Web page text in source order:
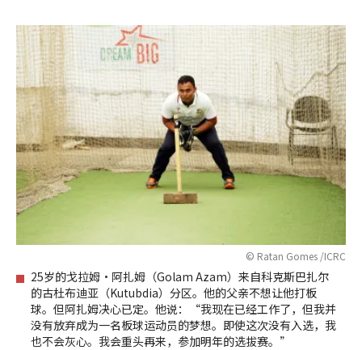
© Ratan Gomes /ICRC
25岁的戈拉姆·阿扎姆（Golam Azam）来自科克斯巴扎尔
的古杜布迪亚（Kutubdia）分区。他的父亲不想让他打板
球。但阿扎姆决心已定。他说：“我现在已经工作了，但我并
没有放弃成为一名板球运动员的梦想。即使这次没有入选，我
也不会灰心。我会重头再来，参加明年的选拔赛。”